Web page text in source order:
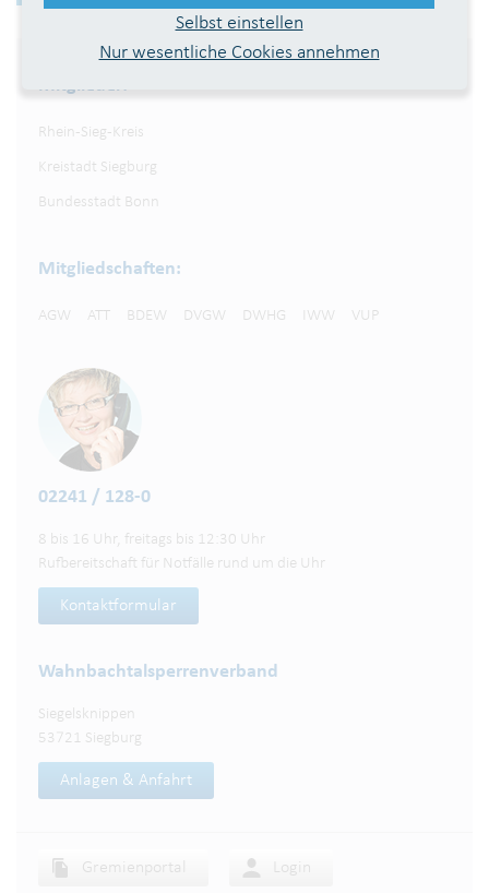
Mitglieder:
Rhein-Sieg-Kreis
Kreistadt Siegburg
Bundesstadt Bonn
Mitgliedschaften:
AGW ATT BDEW DVGW DWHG IWW VUP
02241 / 128-0
8 bis 16 Uhr, freitags bis 12:30 Uhr
Rufbereitschaft für Notfälle rund um die Uhr
Kontaktformular
Wahnbachtalsperren­verband
Siegelsknippen
53721 Siegburg
Anlagen & Anfahrt
Gremienportal Login
Selbst einstellen
Nur wesentliche Cookies annehmen